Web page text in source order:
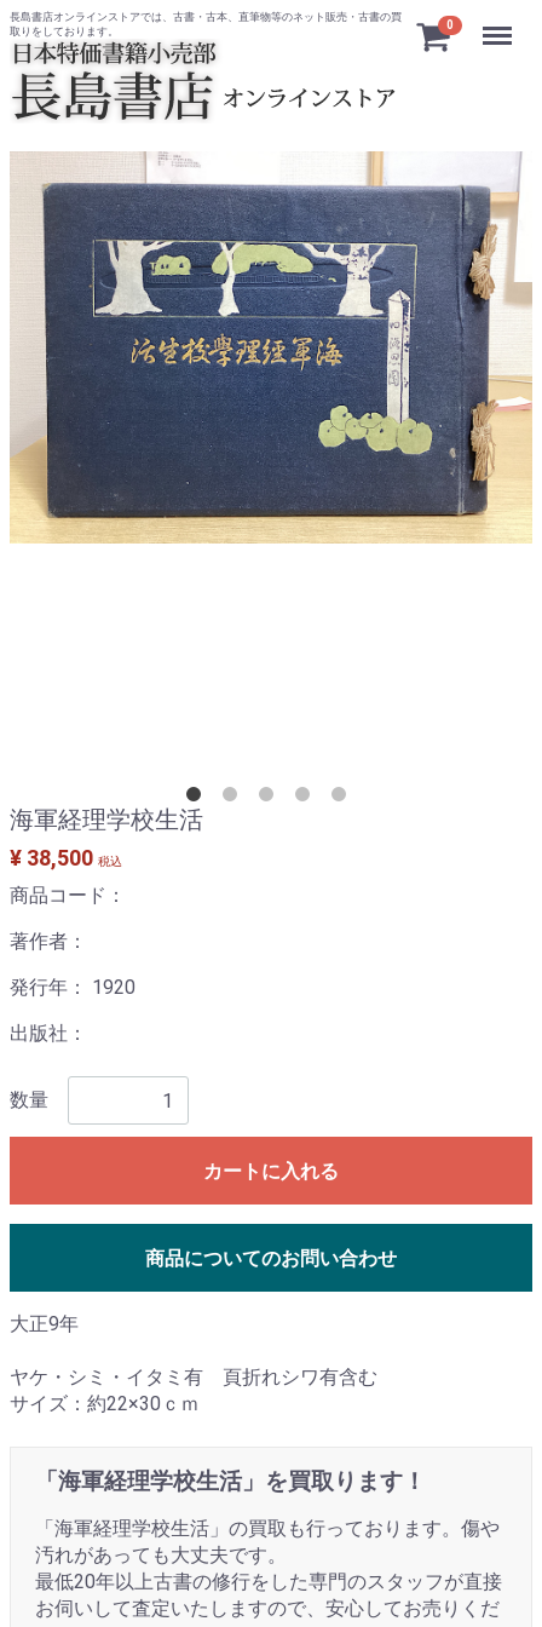
長島書店オンラインストアでは、古書・古本、直筆物等のネット販売・古書の買
取りをしております。
0 Menu
海軍経理学校生活
¥ 38,500 税込
商品コード：
著作者：
発行年： 1920
出版社：
数量
カートに入れる
商品についてのお問い合わせ
大正9年
ヤケ・シミ・イタミ有 頁折れシワ有含む
サイズ：約22×30ｃｍ
「海軍経理学校生活」を買取ります！
「海軍経理学校生活」の買取も行っております。傷や
汚れがあっても大丈夫です。
最低20年以上古書の修行をした専門のスタッフが直接
お伺いして査定いたしますので、安心してお売りくだ